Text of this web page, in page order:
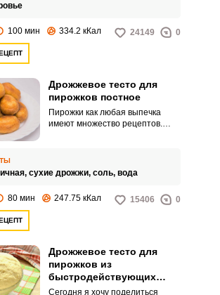
100 мин 334.2 кКал 24149 0
Дрожжевое тесто для
пирожков постное
Пирожки как любая выпечка
имеют множество рецептов.
приготовления пирожков.
сухие дрожжи, соль, вода
80 мин 247.75 кКал 15406 0
Дрожжевое тесто для
пирожков из
быстродействующих
сухих дрожжей
Сегодня я хочу поделиться